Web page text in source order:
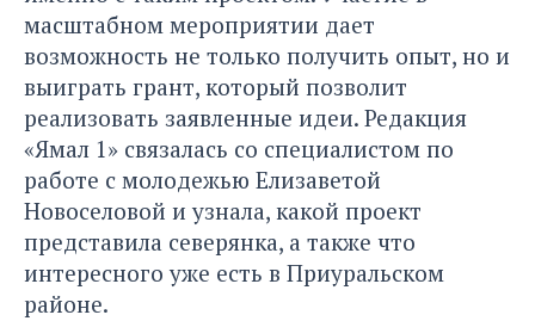
масштабном мероприятии дает
возможность не только получить опыт, но и
выиграть грант, который позволит
реализовать заявленные идеи. Редакция
«Ямал 1» связалась со специалистом по
работе с молодежью Елизаветой
Новоселовой и узнала, какой проект
представила северянка, а также что
интересного уже есть в Приуральском
районе.